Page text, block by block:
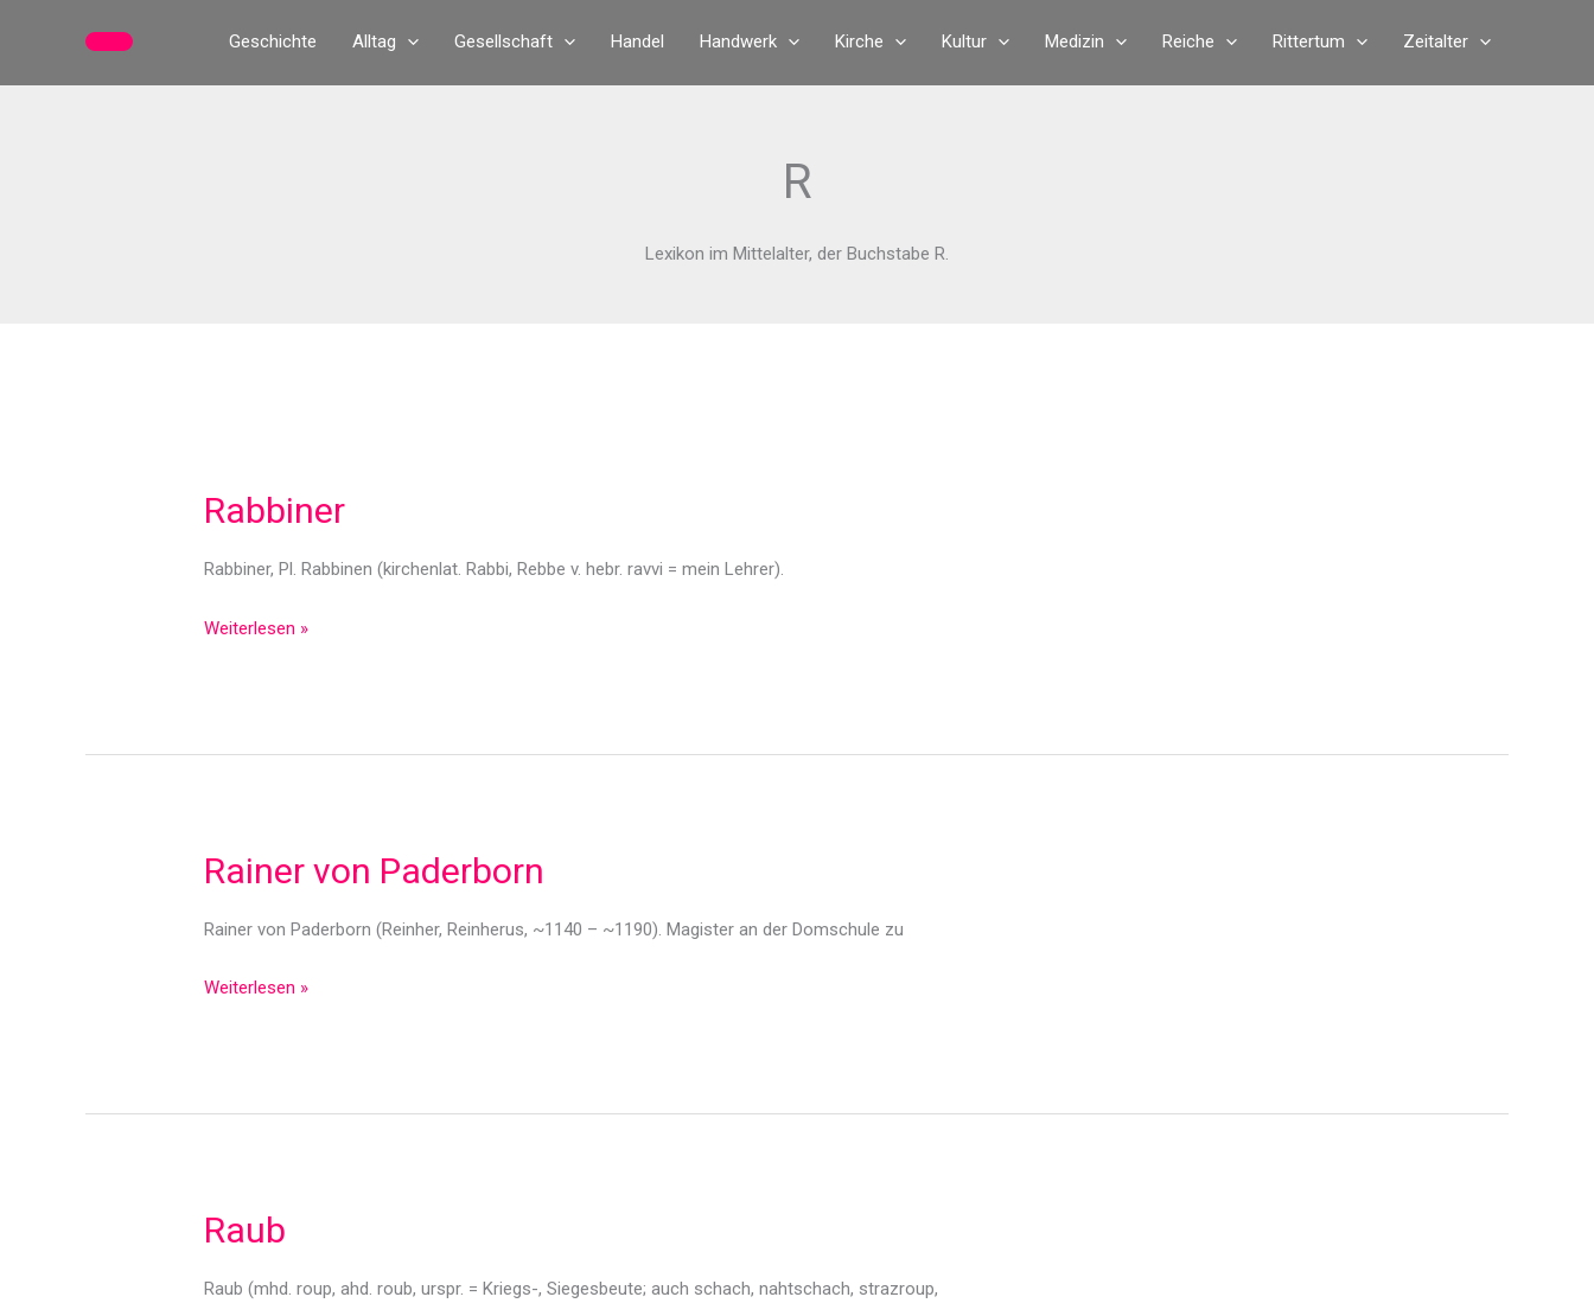
Geschichte Alltag Gesellschaft Handel Handwerk Kirche Kultur Medizin Reiche Rittertum Zeitalter
R
Lexikon im Mittelalter, der Buchstabe R.
Rabbiner
Rabbiner, Pl. Rabbinen (kirchenlat. Rabbi, Rebbe v. hebr. ravvi = mein Lehrer).
Rabbiner
Weiterlesen »
Rainer von Paderborn
Rainer von Paderborn (Reinher, Reinherus, ~1140 – ~1190). Magister an der Domschule zu
Rainer
Weiterlesen »
Raub
Raub (mhd. roup, ahd. roub, urspr. = Kriegs-, Siegesbeute; auch schach, nahtschach, strazroup,